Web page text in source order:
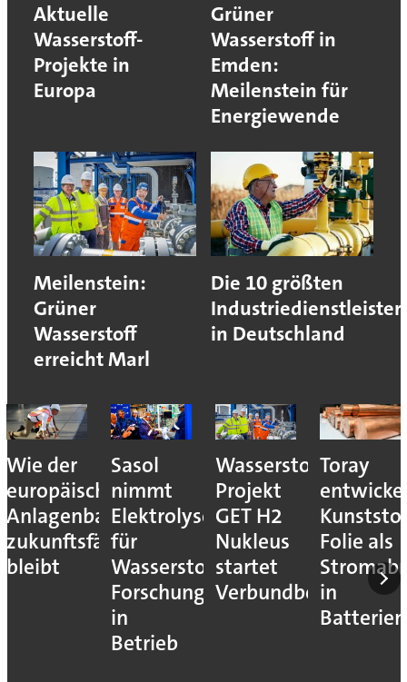
Aktuelle
Wasserstoff-
Projekte in
Europa
Grüner
Wasserstoff in
Emden:
Meilenstein für
Energiewende
Meilenstein:
Grüner
Wasserstoff
erreicht Marl
Die 10 größten
Industriedienstleister
in Deutschland
Wie der
europäische
Anlagenbau
zukunftsfähig
bleibt
Sasol
nimmt
Elektrolyseur
für
Wasserstoff-
Forschung
in
Betrieb
Wasserstoff-
Projekt
GET H2
Nukleus
startet
Verbundbetrieb
Toray
Folie als
in
Batterien